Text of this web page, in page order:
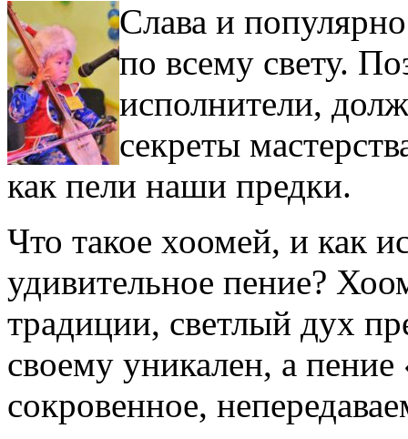
Слава и
по всему свету.
исполнители,
секреты
как пели наши предки.
Что такое хоомей, и как
удивительное пение?
традиции, светлый дух
своему уникален, а
сокровенное,